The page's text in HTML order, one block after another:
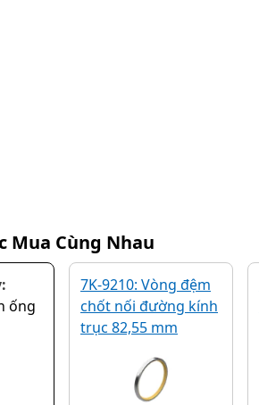
Cùng Nhau
ống
7K-9210: Vòng đệm
chốt nối đường kính
trục 82,55 mm